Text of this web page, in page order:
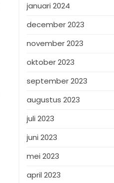
januari 2024
december 2023
november 2023
oktober 2023
september 2023
augustus 2023
juli 2023
juni 2023
mei 2023
april 2023